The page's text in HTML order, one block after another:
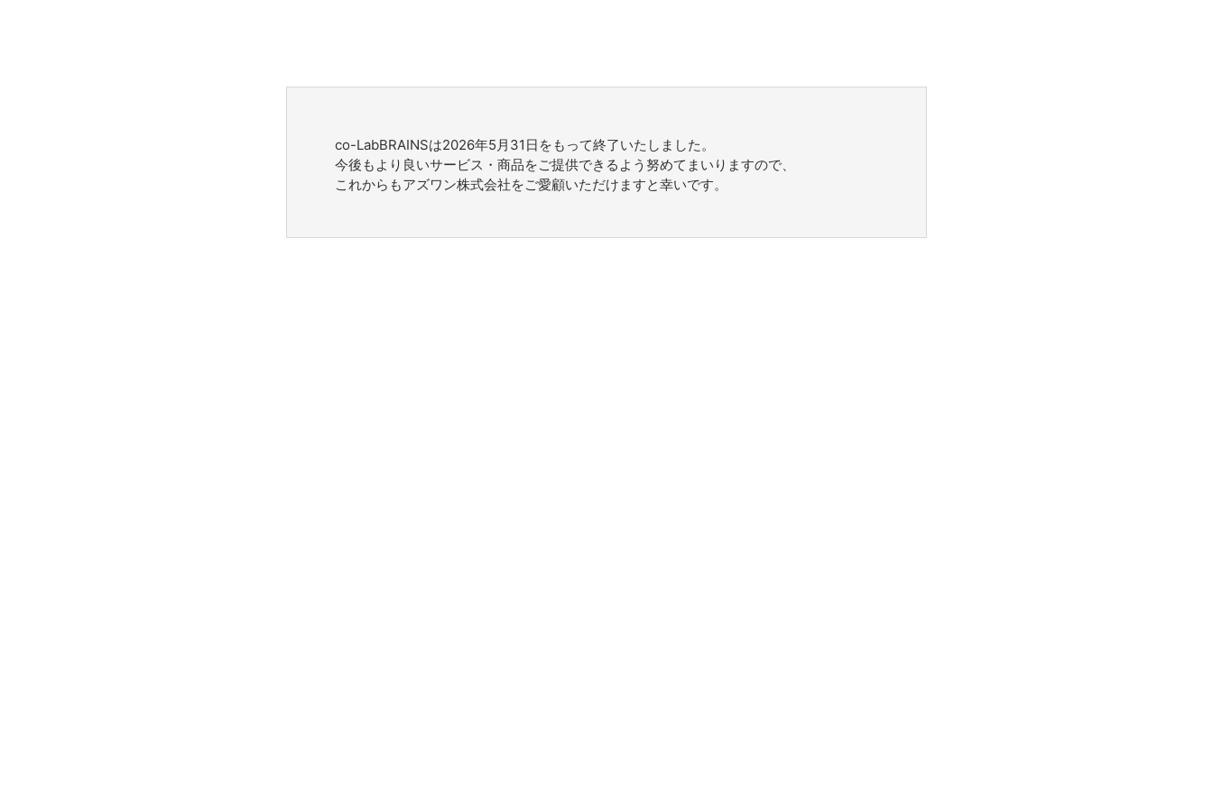
co-LabBRAINSは2026年5月31日をもって終了いたしました。
今後もより良いサービス・商品をご提供できるよう努めてまいりますので、
これからもアズワン株式会社をご愛顧いただけますと幸いです。